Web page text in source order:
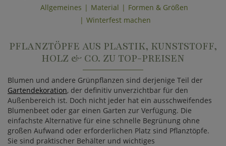
Allgemeines
Material
Formen & Größen
Winterfest machen
PFLANZTÖPFE AUS PLASTIK, KUNSTSTOFF,
HOLZ & CO. ZU TOP-PREISEN
Blumen und andere Grünpflanzen sind derjenige Teil der
Gartendekoration, der definitiv unverzichtbar für den
Außenbereich ist. Doch nicht jeder hat ein ausschweifendes
Blumenbeet oder gar einen Garten zur Verfügung. Die
einfachste Alternative für eine schnelle Begrünung ohne
großen Aufwand oder erforderlichen Platz sind Pflanztöpfe.
Sie sind praktischer Behälter und wichtiges